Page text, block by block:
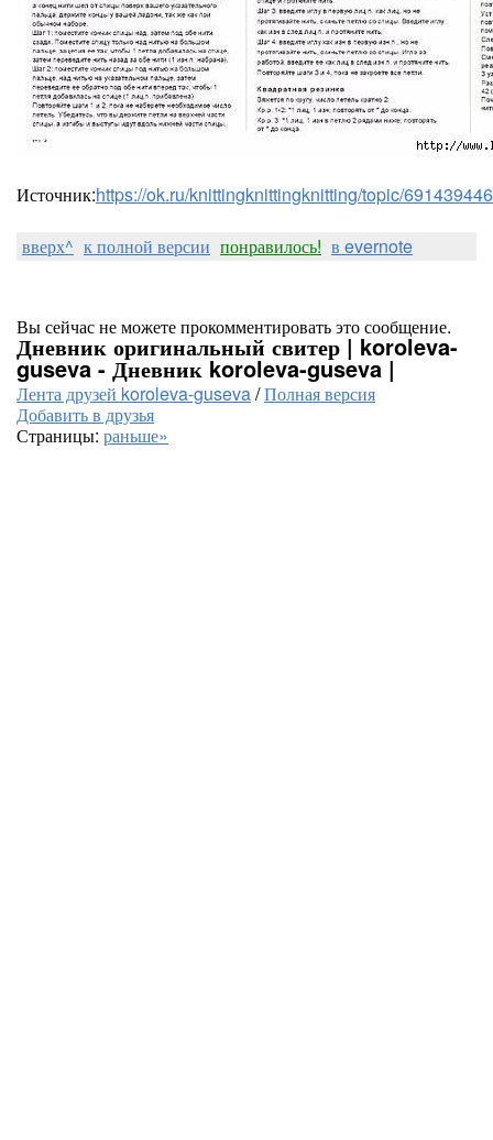
Источник:https://ok.ru/knittingknittingknitting/topic/
вверх^ к полной версии понравилось! в evernote
Вы сейчас не можете прокомментировать это сообщение.
Дневник оригинальный свитер | koroleva-
guseva - Дневник koroleva-guseva |
Лента друзей koroleva-guseva/Полная версия
Добавить в друзья
Страницы: раньше»